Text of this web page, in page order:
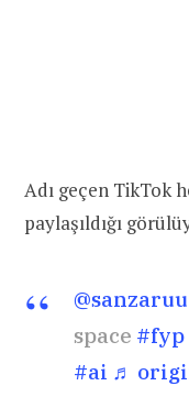
Adı geçen TikTok
paylaşıldığı
@sanzaruu
space #fyp
#ai ♬